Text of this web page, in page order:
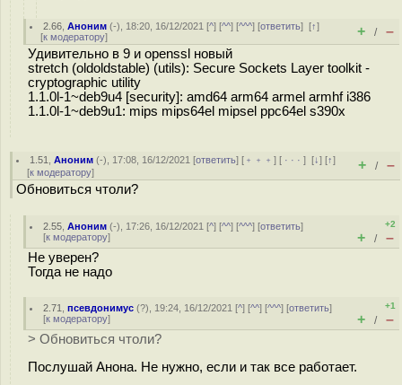
2.66 ,Аноним (-), 18:20, 16/12/2021 [^] [^^] [^^^] [ответить][↑]
[к модератору] + / –
Удивительно в 9 и openssl новый
stretch (oldoldstable) (utils): Secure Sockets Layer toolkit -
cryptographic utility
1.1.0l-1~deb9u4 [security]: amd64 arm64 armel armhf i386
1.1.0l-1~deb9u1: mips mips64el mipsel ppc64el s390x
1.51 ,Аноним (-), 17:08, 16/12/2021 [ответить] [ ﹢﹢﹢] [ · · ·][↓] [↑]
[к модератору] + / –
Обновиться чтоли?
2.55 ,Аноним (-), 17:26, 16/12/2021 [^] [^^] [^^^] [ответить]
[к модератору]
+2
+ / –
Не уверен?
Тогда не надо
2.71 ,псевдонимус (?), 19:24, 16/12/2021 [^] [^^] [^^^] [ответить]
[к модератору]
+1
+ / –
> Обновиться чтоли?
Послушай Анона. Не нужно, если и так все работает.